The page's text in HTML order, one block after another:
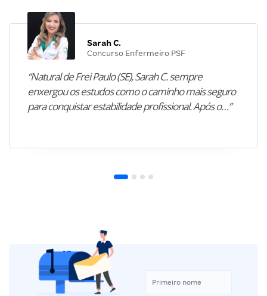
Sarah C.
Concurso Enfermeiro PSF
“Natural de Frei Paulo (SE), Sarah C. sempre
enxergou os estudos como o caminho mais seguro
para conquistar estabilidade profissional. Após o…”